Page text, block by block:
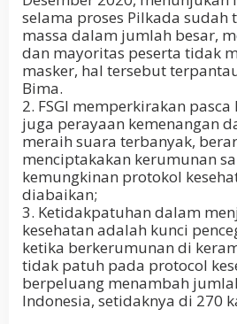
selama proses Pilkada sudah
massa dalam jumlah besar,
dan mayoritas peserta tidak
masker, hal tersebut
Bima.
2. FSGI memperkirakan
juga perayaan kemenangan
meraih suara terbanyak,
menciptakakan kerumunan
kemungkinan protokol
diabaikan;
3. Ketidakpatuhan dalam
kesehatan adalah kunci
ketika berkerumunan di
tidak patuh pada protocol
berpeluang menambah
Indonesia, setidaknya di 270